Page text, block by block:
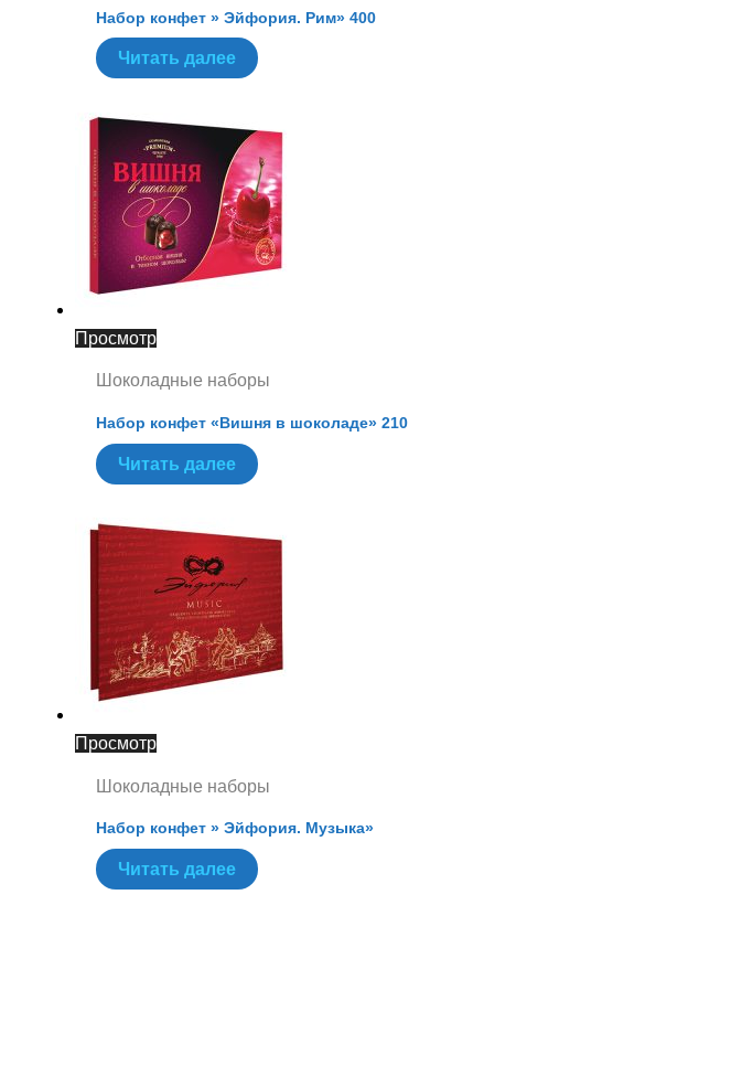
Набор конфет » Эйфория. Рим» 400
Читать далее
Просмотр
Шоколадные наборы
Набор конфет «Вишня в шоколаде» 210
Читать далее
Просмотр
Шоколадные наборы
Набор конфет » Эйфория. Музыка»
Читать далее